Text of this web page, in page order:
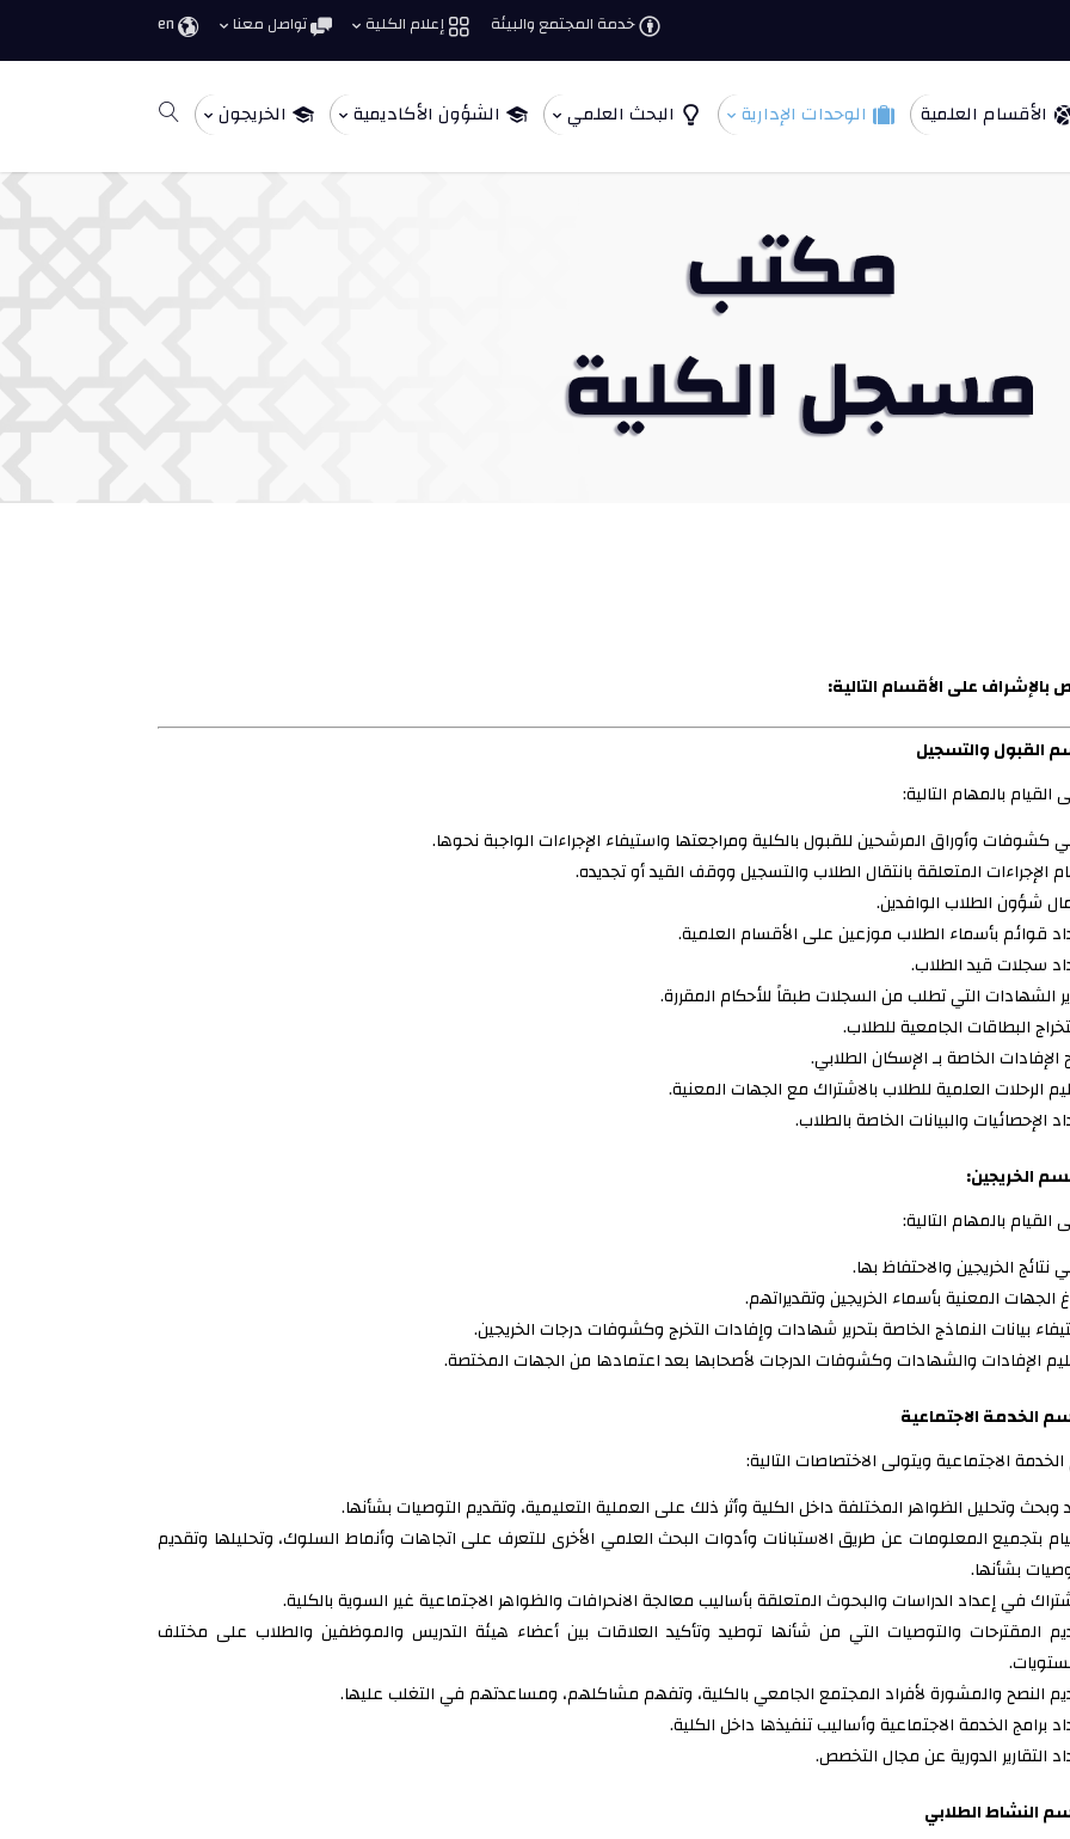
خدمة المجتمع والبيئة إعلام الكلية تواصل معنا en
الأقسام العلمية الوحدات الإدارية البحث العلمي الشؤون الأكاديمية الخريجون
بالإشراف على الأقسام التالية:
القبول والتسجيل
القيام بالمهام التالية:
كشوفات وأوراق المرشحين للقبول بالكلية ومراجعتها واستيفاء الإجراءات الواجبة نحوها.
الإجراءات المتعلقة بانتقال الطلاب والتسجيل ووقف القيد أو تجديده.
شؤون الطلاب الوافدين.
قوائم بأسماء الطلاب موزعين على الأقسام العلمية.
سجلات قيد الطلاب.
الشهادات التي تطلب من السجلات طبقاً للأحكام المقررة.
البطاقات الجامعية للطلاب.
الإفادات الخاصة بـ الإسكان الطلابي.
الرحلات العلمية للطلاب بالاشتراك مع الجهات المعنية.
الإحصائيات والبيانات الخاصة بالطلاب.
الخريجين:
القيام بالمهام التالية:
نتائج الخريجين والاحتفاظ بها.
الجهات المعنية بأسماء الخريجين وتقديراتهم.
بيانات النماذج الخاصة بتحرير شهادات وإفادات التخرج وكشوفات درجات الخريجين.
الإفادات والشهادات وكشوفات الدرجات لأصحابها بعد اعتمادها من الجهات المختصة.
الخدمة الاجتماعية
الاجتماعية ويتولى الاختصاصات التالية:
وبحث وتحليل الظواهر المختلفة داخل الكلية وأثر ذلك على العملية التعليمية، وتقديم التوصيات بشأنها.
بتجميع المعلومات عن طريق الاستبانات وأدوات البحث العلمي الأخرى للتعرف على اتجاهات وأنماط السلوك، وتحليلها وتقديم
بشأنها.
في إعداد الدراسات والبحوث المتعلقة بأساليب معالجة الانحرافات والظواهر الاجتماعية غير السوية بالكلية.
المقترحات والتوصيات التي من شأنها توطيد وتأكيد العلاقات بين أعضاء هيئة التدريس والموظفين والطلاب على مختلف
النصح والمشورة لأفراد المجتمع الجامعي بالكلية، وتفهم مشاكلهم، ومساعدتهم في التغلب عليها.
برامج الخدمة الاجتماعية وأساليب تنفيذها داخل الكلية.
التقارير الدورية عن مجال التخصص.
النشاط الطلابي